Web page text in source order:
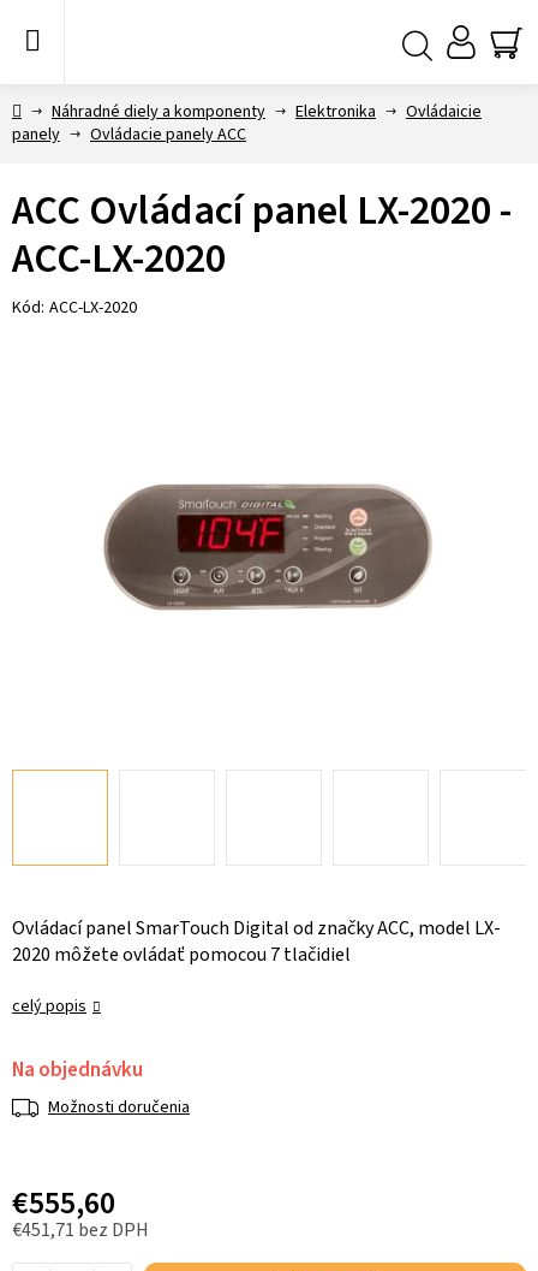
DomovNáhradné diely a komponenty Elektronika
Ovládaicie
panely
Ovládacie panely ACC
Ovládací panel SmarTouch Digital od značky ACC, model LX-
2020 môžete ovládať pomocou 7 tlačidiel
celý popis
Na objednávku
Možnosti doručenia
€555,60
€451,71 bez DPH
ACC Ovládací panel LX-2020 -
ACC-LX-2020
Kód: ACC-LX-2020